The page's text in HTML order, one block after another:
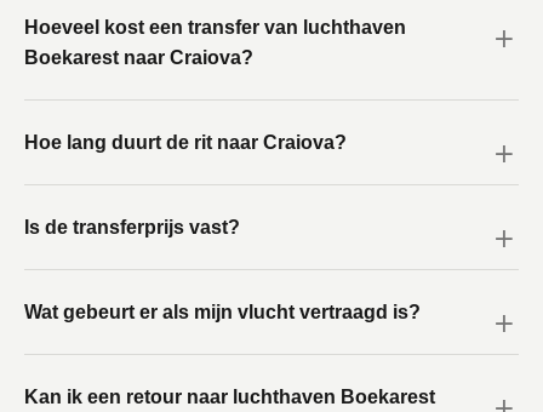
Hoeveel kost een transfer van luchthaven
Boekarest naar Craiova?
Hoe lang duurt de rit naar Craiova?
Is de transferprijs vast?
Wat gebeurt er als mijn vlucht vertraagd is?
Kan ik een retour naar luchthaven Boekarest